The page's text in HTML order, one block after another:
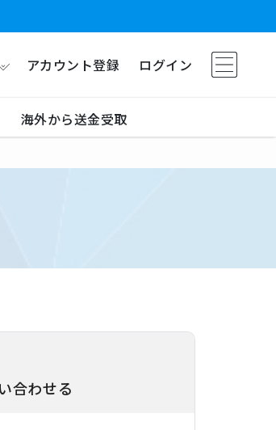
アカウント登録 ログイン
海外から送金受取
合わせる